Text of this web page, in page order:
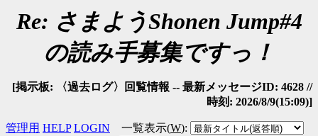
Re: さまようShonen Jump#4
の読み手募集ですっ！
[掲示板: 〈過去ログ〉回覧情報 -- 最新メッセージID: 4628 //
時刻: 2026/8/9(15:09)]
管理用 HELP LOGIN 一覧表示(W):